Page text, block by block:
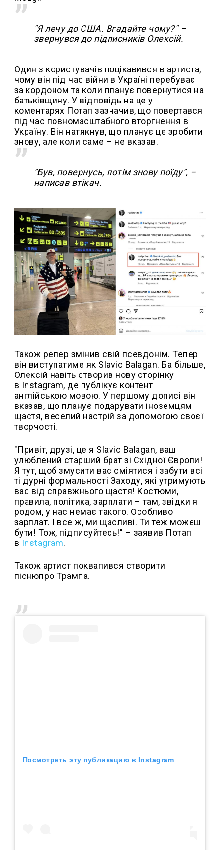
"Я лечу до США. Вгадайте чому?" –
звернувся до підписників Олексій.
Один з користувачів поцікавився в артиста,
чому він під час війни в Україні перебуває
за кордоном та коли планує повернутися на
батьківщину. У відповідь на це у
коментарях Потап зазначив, що повертався
під час повномасштабного вторгнення в
Україну. Він натякнув, що планує це зробити
знову, але коли саме – не вказав.
"Був, повернусь, потім знову поїду", –
написав втікач.
Також репер змінив свій псевдонім. Тепер
він виступатиме як Slavic Balagan. Ба більше,
Олексій навіть створив нову сторінку
в Instagram, де публікує контент
англійською мовою. У першому дописі він
вказав, що планує подарувати іноземцям
щастя, веселий настрій за допомогою своєї
творчості.
"Привіт, друзі, це я Slavic Balagan, ваш
улюблений старший брат зі Східної Європи!
Я тут, щоб змусити вас сміятися і забути всі
ті дурні формальності Заходу, які утримують
вас від справжнього щастя! Костюми,
правила, політика, зарплати – там, звідки я
родом, у нас немає такого. Особливо
зарплат. І все ж, ми щасливі. Ти теж можеш
бути! Тож, підписуйтесь!" – заявив Потап
в Instagram.
Також артист поквапився створити
піснюпро Трампа.
Посмотреть эту публикацию в Instagram